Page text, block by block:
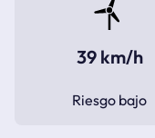
39 km/h
Riesgo bajo